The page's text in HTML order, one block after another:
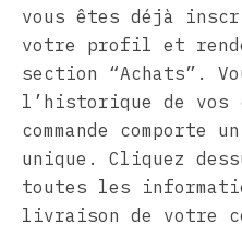
vous êtes déjà
votre profil et
section “Achats”.
l’historique de vos
commande comporte
unique. Cliquez
toutes les
livraison de votre